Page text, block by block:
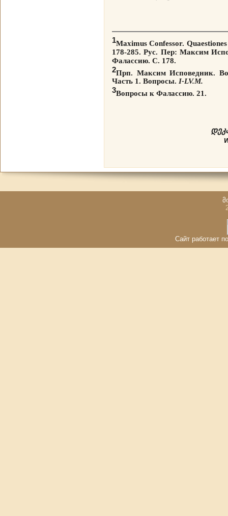
1Maximus Confessor.
178-285.Рус. Пер: Максим
Фалассию. С. 178.
2Прп. Максим Исповедник.
Часть 1. Вопросы. I-LV.M.
3Вопросы к Фалассию. 21.
Сайт работает